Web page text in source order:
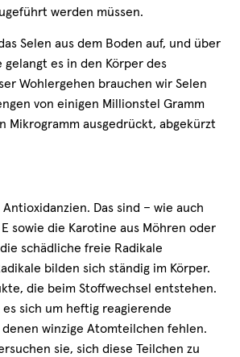
werden müssen.
Selen aus dem Boden auf, und über
es in den Körper des
Wohlergehen brauchen wir Selen
von einigen Millionstel Gramm
Mikrogramm ausgedrückt, abgekürzt
Das sind – wie auch
sowie die Karotine aus Möhren oder
schädliche freie Radikale
bilden sich ständig im Körper.
die beim Stoffwechsel entstehen.
sich um heftig reagierende
winzige Atomteilchen fehlen.
sie, sich diese Teilchen zu